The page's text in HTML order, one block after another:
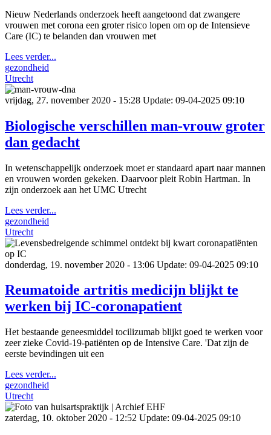
Nieuw Nederlands onderzoek heeft aangetoond dat zwangere
vrouwen met corona een groter risico lopen om op de Intensieve
Care (IC) te belanden dan vrouwen met
Lees verder...
gezondheid
Utrecht
vrijdag, 27. november 2020 - 15:28 Update: 09-04-2025 09:10
Biologische verschillen man-vrouw groter
dan gedacht
In wetenschappelijk onderzoek moet er standaard apart naar mannen
en vrouwen worden gekeken. Daarvoor pleit Robin Hartman. In
zijn onderzoek aan het UMC Utrecht
Lees verder...
gezondheid
Utrecht
donderdag, 19. november 2020 - 13:06 Update: 09-04-2025 09:10
Reumatoide artritis medicijn blijkt te
werken bij IC-coronapatient
Het bestaande geneesmiddel tocilizumab blijkt goed te werken voor
zeer zieke Covid-19-patiënten op de Intensive Care. 'Dat zijn de
eerste bevindingen uit een
Lees verder...
gezondheid
Utrecht
zaterdag, 10. oktober 2020 - 12:52 Update: 09-04-2025 09:10